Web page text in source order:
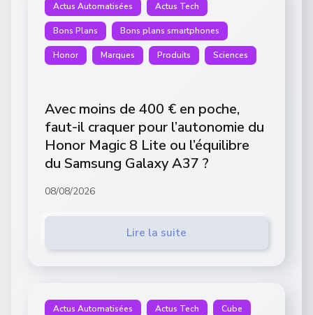
Actus Automatisées Actus Tech
Bons Plans Bons plans smartphones
Honor Marques Produits Sciences
Avec moins de 400 € en poche,
faut-il craquer pour l’autonomie du
Honor Magic 8 Lite ou l’équilibre
du Samsung Galaxy A37 ?
08/08/2026
Lire la suite
Actus Automatisées Actus Tech Cube